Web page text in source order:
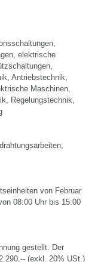
elektrische
Antriebstechnik,
Maschinen,
Regelungstechnik,
von Februar
08:00 Uhr bis 15:00
gestellt. Der
(exkl. 20% USt.)